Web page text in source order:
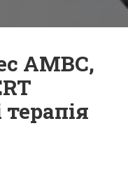
AMBC,